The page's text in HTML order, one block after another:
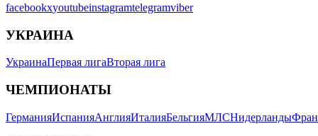
facebookxyoutubeinstagramtelegramviber
УКРАИНА
УкраинаПервая лигаВторая лига
ЧЕМПИОНАТЫ
ГерманияИспанияАнглияИталияБельгияМЛСНидерланды